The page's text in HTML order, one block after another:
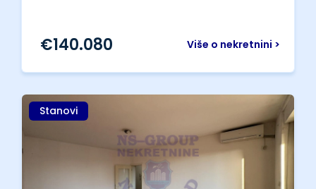
Više o nekretnini >
€140.080
Stanovi